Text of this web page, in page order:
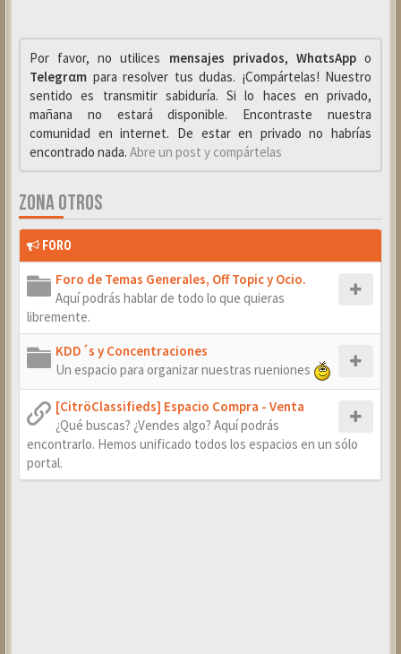
Por favor, no utilices mensajes privados, WhαtsAppo
Telegrαm para resolver tus dudas. ¡Compártelas! Nuestro
sentido es transmitir sabiduría. Si lo haces en privado,
mañana no estará disponible. Encontraste nuestra
comunidad en internet. De estar en privado no habrías
encontrado nada. Abre un post y compártelas
ZONA OTROS
FORO
Foro de Temas Generales, Off Topic y Ocio.
Aquí podrás hablar de todo lo que quieras
libremente.
KDD´s y Concentraciones
Un espacio para organizar nuestras rueniones
[CitröClassifieds] Espacio Compra - Venta
¿Qué buscas? ¿Vendes algo? Aquí podrás
encontrarlo. Hemos unificado todos los espacios en un sólo
portal.